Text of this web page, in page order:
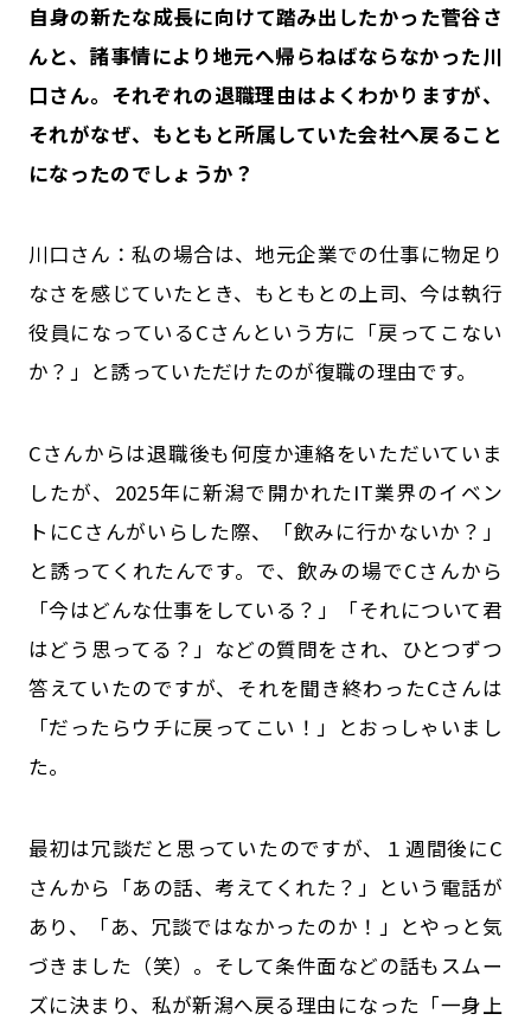
――自身の新たな成長に向けて踏み出したかった菅谷さ
んと、諸事情により地元へ帰らねばならなかった川
口さん。それぞれの退職理由はよくわかりますが、
それがなぜ、もともと所属していた会社へ戻ること
になったのでしょうか？
川口さん：私の場合は、地元企業での仕事に物足り
なさを感じていたとき、もともとの上司、今は執行
役員になっているCさんという方に「戻ってこない
か？」と誘っていただけたのが復職の理由です。
Cさんからは退職後も何度か連絡をいただいていま
したが、2025年に新潟で開かれたIT業界のイベン
トにCさんがいらした際、「飲みに行かないか？」
と誘ってくれたんです。で、飲みの場でCさんから
「今はどんな仕事をしている？」「それについて君
はどう思ってる？」などの質問をされ、ひとつずつ
答えていたのですが、それを聞き終わったCさんは
「だったらウチに戻ってこい！」とおっしゃいまし
た。
最初は冗談だと思っていたのですが、１週間後にC
さんから「あの話、考えてくれた？」という電話が
あり、「あ、冗談ではなかったのか！」とやっと気
づきました（笑）。そして条件面などの話もスムー
ズに決まり、私が新潟へ戻る理由になった「一身上